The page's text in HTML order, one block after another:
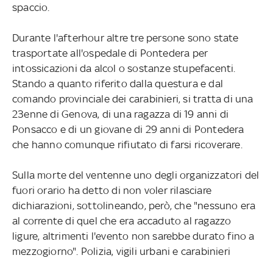
spaccio.
Durante l'afterhour altre tre persone sono state
trasportate all'ospedale di Pontedera per
intossicazioni da alcol o sostanze stupefacenti.
Stando a quanto riferito dalla questura e dal
comando provinciale dei carabinieri, si tratta di una
23enne di Genova, di una ragazza di 19 anni di
Ponsacco e di un giovane di 29 anni di Pontedera
che hanno comunque rifiutato di farsi ricoverare.
Sulla morte del ventenne uno degli organizzatori del
fuori orario ha detto di non voler rilasciare
dichiarazioni, sottolineando, però, che "nessuno era
al corrente di quel che era accaduto al ragazzo
ligure, altrimenti l'evento non sarebbe durato fino a
mezzogiorno". Polizia, vigili urbani e carabinieri